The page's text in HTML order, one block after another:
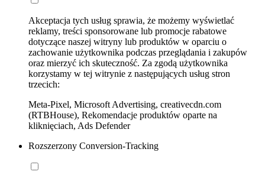
Akceptacja tych usług sprawia, że możemy wyświetlać
reklamy, treści sponsorowane lub promocje rabatowe
dotyczące naszej witryny lub produktów w oparciu o
zachowanie użytkownika podczas przeglądania i zakupów
oraz mierzyć ich skuteczność. Za zgodą użytkownika
korzystamy w tej witrynie z następujących usług stron
trzecich:
Meta-Pixel, Microsoft Advertising, creativecdn.com
(RTBHouse), Rekomendacje produktów oparte na
kliknięciach, Ads Defender
Rozszerzony Conversion-Tracking